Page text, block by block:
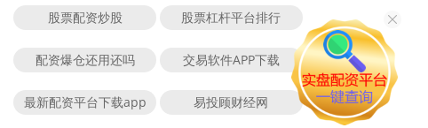
股票配资炒股 股票杠杆平台排行
配资爆仓还用还吗 交易软件APP下载
最新配资平台下载app 易投顾财经网